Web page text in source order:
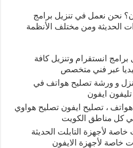
نحن نعمل في تنزيل برامج
الحديثة ومن مختلف الأنظمة
انستقرام وتنزيل كافة
عبر فني متخصص
و ورشة تصليح هواتف في
ايفون
، تصليح ايفون تصليح هواوي
كل مناطق الكويت
لأجهزة التابلت الحديثة
خاصة لأجهزة الايفون